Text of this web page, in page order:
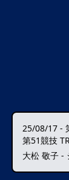
25/08/17 -
第51競技
大松 敬子 -